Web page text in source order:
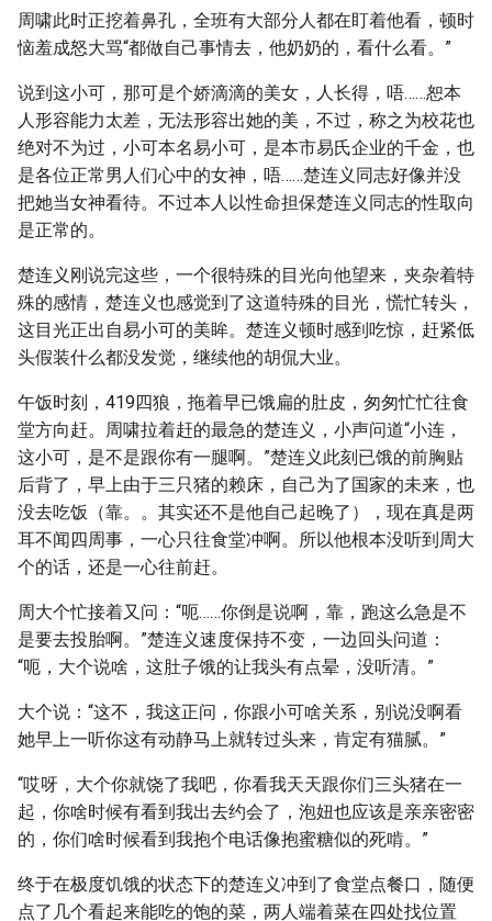
周啸此时正挖着鼻孔，全班有大部分人都在盯着他看，顿时
恼羞成怒大骂“都做自己事情去，他奶奶的，看什么看。”
说到这小可，那可是个娇滴滴的美女，人长得，唔……恕本
人形容能力太差，无法形容出她的美，不过，称之为校花也
绝对不为过，小可本名易小可，是本市易氏企业的千金，也
是各位正常男人们心中的女神，唔……楚连义同志好像并没
把她当女神看待。不过本人以性命担保楚连义同志的性取向
是正常的。
楚连义刚说完这些，一个很特殊的目光向他望来，夹杂着特
殊的感情，楚连义也感觉到了这道特殊的目光，慌忙转头，
这目光正出自易小可的美眸。楚连义顿时感到吃惊，赶紧低
头假装什么都没发觉，继续他的胡侃大业。
午饭时刻，419四狼，拖着早已饿扁的肚皮，匆匆忙忙往食
堂方向赶。周啸拉着赶的最急的楚连义，小声问道“小连，
这小可，是不是跟你有一腿啊。”楚连义此刻已饿的前胸贴
后背了，早上由于三只猪的赖床，自己为了国家的未来，也
没去吃饭（靠。。其实还不是他自己起晚了），现在真是两
耳不闻四周事，一心只往食堂冲啊。所以他根本没听到周大
个的话，还是一心往前赶。
周大个忙接着又问：“呃……你倒是说啊，靠，跑这么急是不
是要去投胎啊。”楚连义速度保持不变，一边回头问道：
“呃，大个说啥，这肚子饿的让我头有点晕，没听清。”
大个说：“这不，我这正问，你跟小可啥关系，别说没啊看
她早上一听你这有动静马上就转过头来，肯定有猫腻。”
“哎呀，大个你就饶了我吧，你看我天天跟你们三头猪在一
起，你啥时候有看到我出去约会了，泡妞也应该是亲亲密密
的，你们啥时候看到我抱个电话像抱蜜糖似的死啃。”
终于在极度饥饿的状态下的楚连义冲到了食堂点餐口，随便
点了几个看起来能吃的饱的菜，两人端着菜在四处找位置